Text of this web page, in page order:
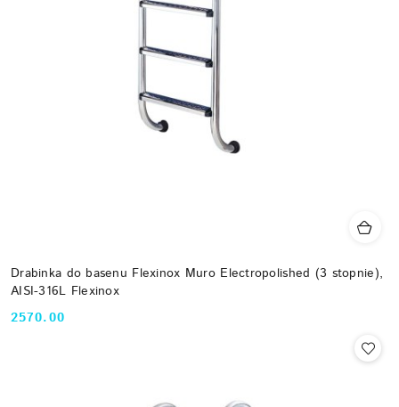
Drabinka do basenu Flexinox Muro Electropolished (3 stopnie),
AISI-316L Flexinox
Cena:
2570.00